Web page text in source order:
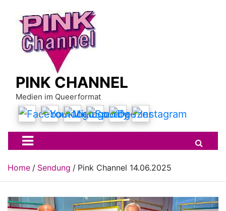
content
PINK CHANNEL
Medien im Queerformat
Home Sendung Pink Channel 14.06.2025